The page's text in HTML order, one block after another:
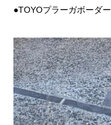
●TOYOプラーガボーダー